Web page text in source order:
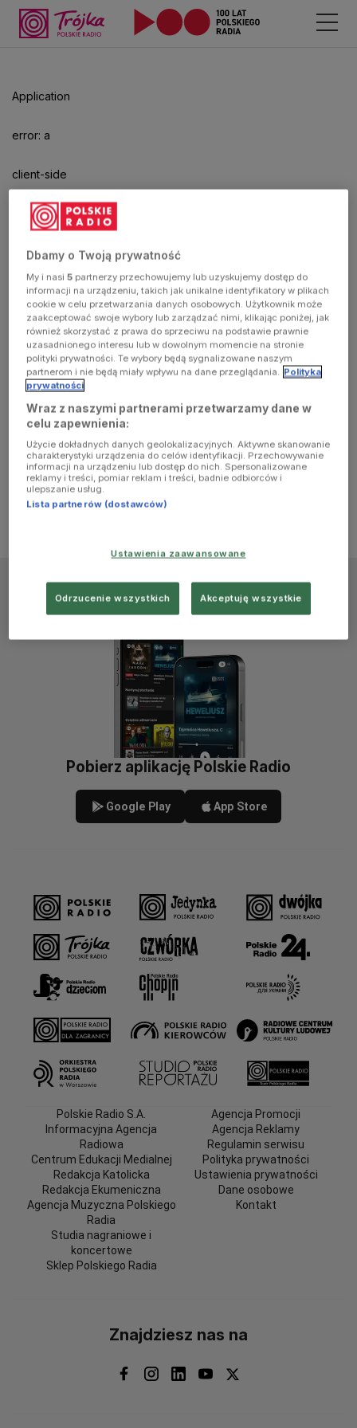
Application
error: a
client-side
exception
has
occurred
(see the
browser
console for
more
information)
Pobierz aplikację Polskie Radio
Google Play App Store
Polskie Radio S.A.
Informacyjna Agencja
Radiowa
Centrum Edukacji Medialnej
Redakcja Katolicka
Redakcja Ekumeniczna
Agencja Muzyczna Polskiego
Radia
Studia nagraniowe i
koncertowe
Sklep Polskiego Radia
Agencja Promocji
Agencja Reklamy
Regulamin serwisu
Polityka prywatności
Ustawienia prywatności
Dane osobowe
Kontakt
Znajdziesz nas na
Dbamy o Twoją prywatność
My i nasi5 partnerzy przechowujemy lub uzyskujemy dostęp do
informacji na urządzeniu, takich jak unikalne identyfikatory w plikach
cookie w celu przetwarzania danych osobowych. Użytkownik może
zaakceptować swoje wybory lub zarządzać nimi, klikając poniżej, jak
również skorzystać z prawa do sprzeciwu na podstawie prawnie
uzasadnionego interesu lub w dowolnym momencie na stronie
polityki prywatności. Te wybory będą sygnalizowane naszym
partnerom i nie będą miały wpływu na dane przeglądania. Polityka
prywatności
Wraz z naszymi partnerami przetwarzamy dane w
celu zapewnienia:
Użycie dokładnych danych geolokalizacyjnych. Aktywne skanowanie
charakterystyki urządzenia do celów identyfikacji. Przechowywanie
informacji na urządzeniu lub dostęp do nich. Spersonalizowane
reklamy i treści, pomiar reklam i treści, badnie odbiorców i
ulepszanie usług.
Lista partnerów (dostawców)
Ustawienia zaawansowane
Odrzucenie wszystkich Akceptuję wszystkie